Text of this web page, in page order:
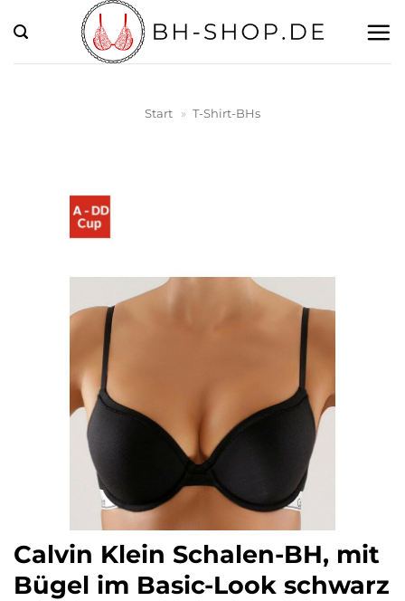
Inhalt
springen
Start » T-Shirt-BHs
Calvin Klein Schalen-BH, mit
Bügel im Basic-Look schwarz